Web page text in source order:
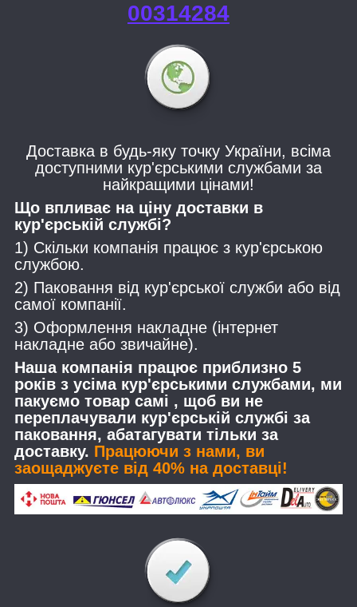
00314284
Доставка в будь-яку точку України, всіма
доступними кур'єрськими службами за
найкращими цінами!
Що впливає на ціну доставки в
кур'єрській службі?
1) Скільки компанія працює з кур'єрською
службою.
2) Паковання від кур'єрської служби або від
самої компанії.
3) Оформлення накладне (інтернет
накладне або звичайне).
Наша компанія працює приблизно 5
років з усіма кур'єрськими службами, ми
пакуємо товар самі , щоб ви не
переплачували кур'єрській службі за
паковання, абатагувати тільки за
доставку. Працюючи з нами, ви
заощаджуєте від 40% на доставці!